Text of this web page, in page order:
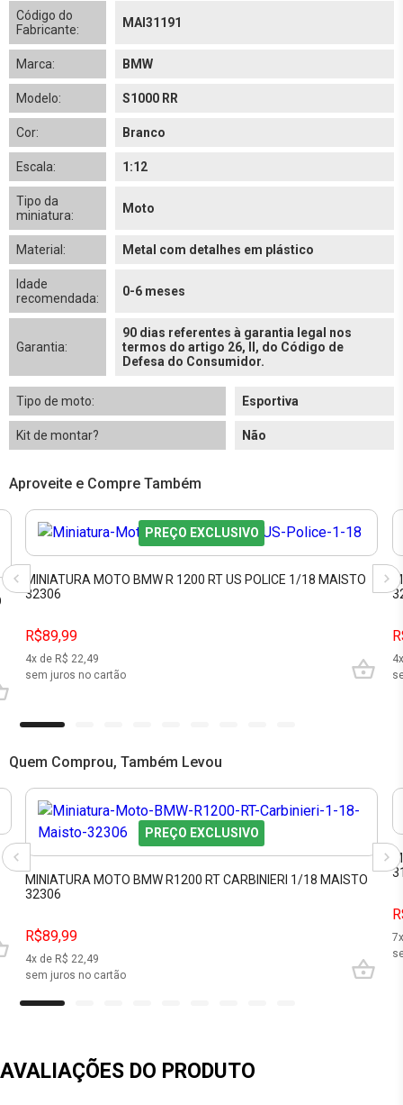
Código do
Fabricante:
MAI31191
Marca: BMW
Modelo: S1000 RR
Cor: Branco
Escala: 1:12
Tipo da
miniatura:
Moto
Material: Metal com detalhes em plástico
Idade
recomendada:
0-6 meses
Garantia:
90 dias referentes à garantia legal nos
termos do artigo 26, II, do Código de
Defesa do Consumidor.
Tipo de moto: Esportiva
Kit de montar? Não
Aproveite e Compre Também
PREÇO EXCLUSIVO
MINIATURA MOTO BMW R 1200 RT US POLICE 1/18 MAISTO
32306
R$89,99
4x de R$ 22,49
sem juros no cartão
4
Quem Comprou, Também Levou
PREÇO EXCLUSIVO
MINIATURA MOTO BMW R1200 RT CARBINIERI 1/18 MAISTO
32306
R$89,99
4x de R$ 22,49
sem juros no cartão
7
AVALIAÇÕES DO PRODUTO